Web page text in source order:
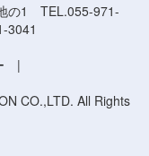
の1 TEL.055-971-
3041
|
CO.,LTD. All Rights